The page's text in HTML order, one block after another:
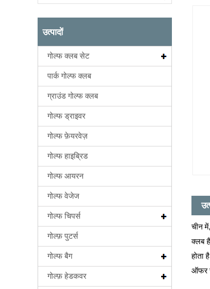
उत्पादों
गोल्फ क्लब सेट
पार्क गोल्फ क्लब
ग्राउंड गोल्फ क्लब
गोल्फ ड्राइवर
गोल्फ फ़ेयरवेज़
गोल्फ हाइब्रिड
गोल्फ आयरन
गोल्फ वेजेज
गोल्फ चिपर्स
गोल्फ़ पुटर्स
गोल्फ बैग
गोल्फ़ हेडकवर
चीन
क्लब
होता
ऑफर